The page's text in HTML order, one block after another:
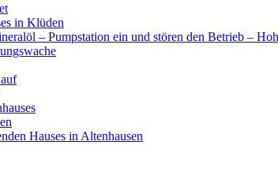
in Klüden
– Pumpstation ein und stören den Betrieb –
Hauses in Altenhausen